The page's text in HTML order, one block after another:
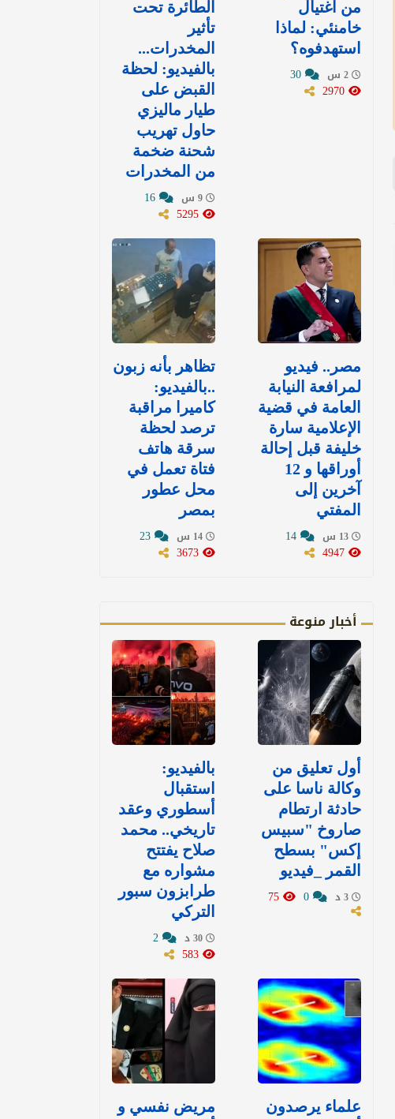
من اغتيال
خامنئي: لماذا
استهدفوه؟
الطائرة تحت
تأثير
المخدرات...
بالفيديو: لحظة
القبض على
طيار ماليزي
حاول تهريب
شحنة ضخمة
من المخدرات
مصر.. فيديو
لمرافعة النيابة
العامة في قضية
الإعلامية سارة
خليفة قبل إحالة
أوراقها و 12
آخرين إلى
المفتي
تظاهر بأنه زبون
..بالفيديو:
كاميرا مراقبة
ترصد لحظة
سرقة هاتف
فتاة تعمل في
محل عطور
بمصر
أخبار منوعة
أول تعليق من
وكالة ناسا على
حادثة ارتطام
صاروخ "سبيس
إكس" بسطح
القمر _فيديو
بالفيديو:
استقبال
أسطوري وعقد
تاريخي.. محمد
صلاح يفتتح
مشواره مع
طرابزون سبور
التركي
علماء يرصدون
مريض نفسي و